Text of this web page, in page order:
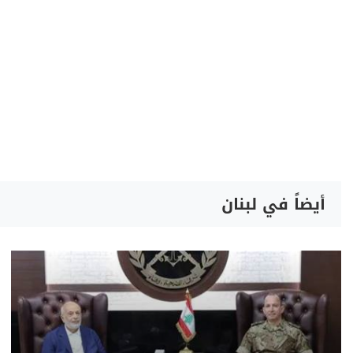
أيضاً في لبنان